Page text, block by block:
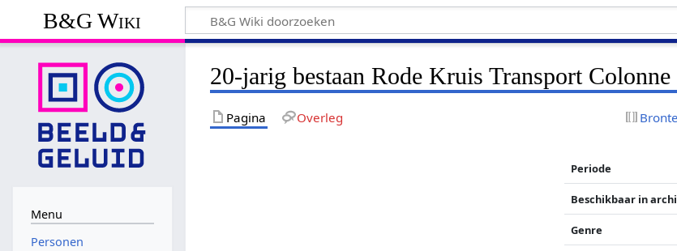
B&G Wiki
20-jarig bestaan Rode Kruis Transport Colonne
Pagina Overleg
Periode
Beschikbaar in
Genre
Menu
Personen